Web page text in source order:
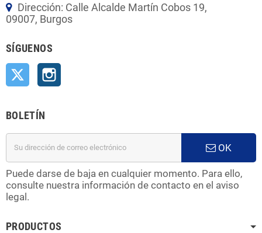
Dirección: Calle Alcalde Martín Cobos 19,
09007, Burgos
SÍGUENOS
Twitter
BOLETÍN
OK
Puede darse de baja en cualquier momento. Para ello,
consulte nuestra información de contacto en el aviso
legal.
PRODUCTOS